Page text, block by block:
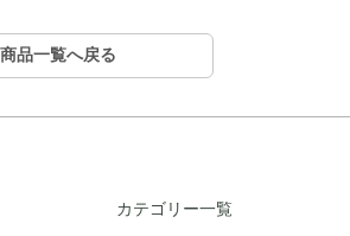
商品一覧へ戻る
カテゴリー一覧